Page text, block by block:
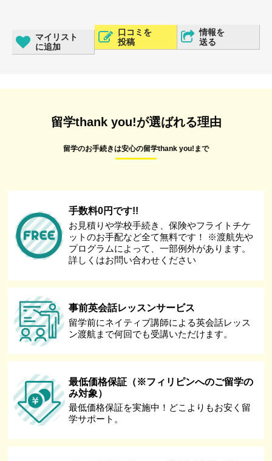
マイリスト
に追加
口コミを
投稿
情報を
送る
留学thank you!が選ばれる理由
留学のお手続きは安心の留学thank you!まで
手数料0円です!!
お見積りや学校手続き、保険やフライトチケ
ットのお手配など全て無料です！ ※渡航先や
プログラムによって、一部例外があります。
詳しくはお問い合わせください
事前英会話レッスンサービス
留学前にネイティブ講師による英会話レッス
ン渡航まで何回でも受講いただけます。
最低価格保証（※フィリピンへのご留学の
み対象）
最低価格保証を実施中！どこよりもお安く留
学サポート。